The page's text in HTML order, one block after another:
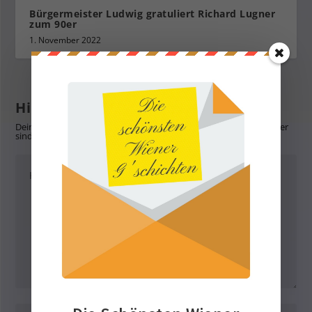
Bürgermeister Ludwig gratuliert Richard Lugner
zum 90er
1. November 2022
Hinterlasse eine Antwort
Deine E-Mail-Adresse wird nicht veröffentlicht.Erforderliche Felder
sind mit